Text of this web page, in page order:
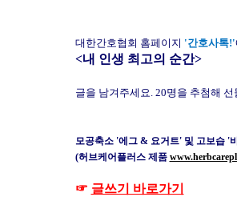
대한간호협회 홈페이지 '간호사톡!'
<내 인생 최고의 순간>
글을 남겨주세요. 20명을 추첨해 선
모공축소 '에그 & 요거트' 및 고보습 '
(허브케어플러스 제품
☞ 글쓰기 바로가기